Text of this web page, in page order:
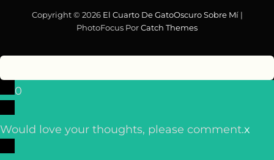
Copyright © 2026 El Cuarto De GatoOscuro Sobre Mí|
PhotoFocus PorCatch Themes
0
Would love your thoughts, please comment.x